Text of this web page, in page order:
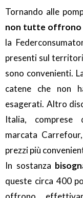
Tornando alle
non tutte offrono
la
presenti sul
sono convenienti.
catene che non
esagerati. Altro
Italia, comprese
marcata
prezzi più
In sostanza
queste circa 400